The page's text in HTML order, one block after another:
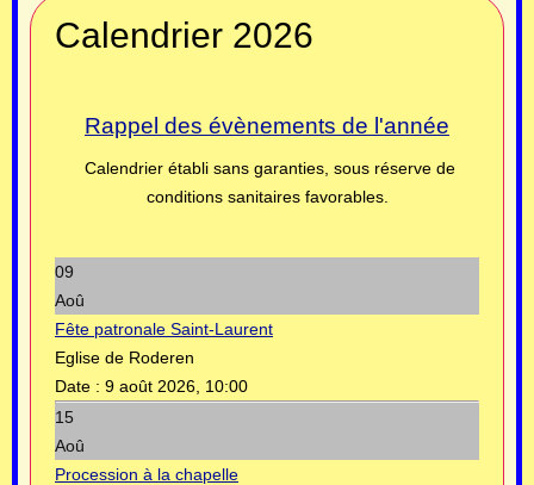
Calendrier 2026
Rappel des évènements de l'année
Calendrier établi sans garanties, sous réserve de
conditions sanitaires favorables.
09
Aoû
Fête patronale Saint-Laurent
Eglise de Roderen
Date : 9 août 2026, 10:00
15
Aoû
Procession à la chapelle